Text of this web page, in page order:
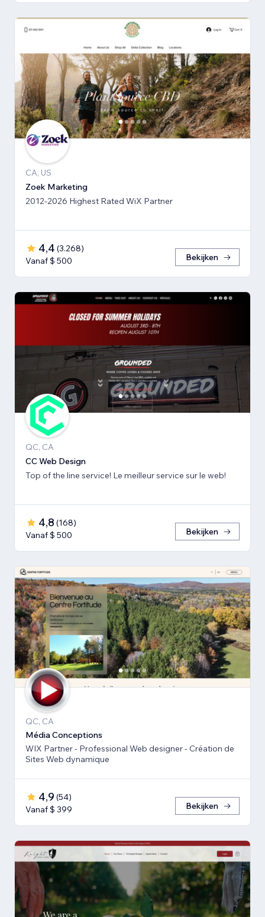
CA, US
Zoek Marketing
2012-2026 Highest Rated WiX Partner
4,4 (3.268)
Vanaf $ 500
Bekijken
QC, CA
CC Web Design
Top of the line service! Le meilleur service sur le web!
4,8 (168)
Vanaf $ 500
Bekijken
QC, CA
Média Conceptions
WIX Partner - Professional Web designer - Création de
Sites Web dynamique
4,9 (54)
Vanaf $ 399
Bekijken